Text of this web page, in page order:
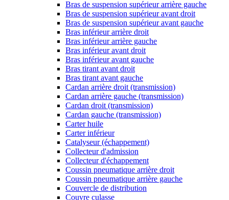
Bras de suspension supérieur arrière gauche
Bras de suspension supérieur avant droit
Bras de suspension supérieur avant gauche
Bras inférieur arrière droit
Bras inférieur arrière gauche
Bras inférieur avant droit
Bras inférieur avant gauche
Bras tirant avant droit
Bras tirant avant gauche
Cardan arrière droit (transmission)
Cardan arrière gauche (transmission)
Cardan droit (transmission)
Cardan gauche (transmission)
Carter huile
Carter inférieur
Catalyseur (échappement)
Collecteur d'admission
Collecteur d'échappement
Coussin pneumatique arrière droit
Coussin pneumatique arrière gauche
Couvercle de distribution
Couvre culasse